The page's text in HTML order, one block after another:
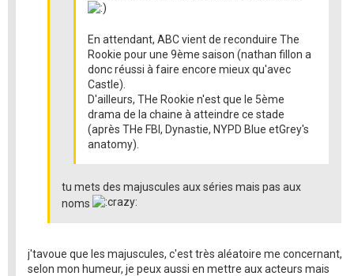
En attendant, ABC vient de reconduire The
Rookie pour une 9ème saison (nathan fillon a
donc réussi à faire encore mieux qu'avec
Castle).
D'ailleurs, THe Rookie n'est que le 5ème
drama de la chaine à atteindre ce stade
(après THe FBI, Dynastie, NYPD Blue etGrey's
anatomy).
tu mets des majuscules aux séries mais pas aux
noms
j'tavoue que les majuscules, c'est très aléatoire me concernant,
selon mon humeur, je peux aussi en mettre aux acteurs mais